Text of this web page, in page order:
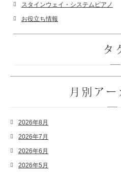
スタインウェイ・システムピアノ
お役立ち情報
タ
月別ア
2026年8月
2026年7月
2026年6月
2026年5月